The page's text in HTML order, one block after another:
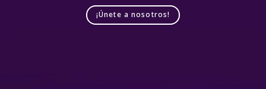
¡Únete a nosotros!